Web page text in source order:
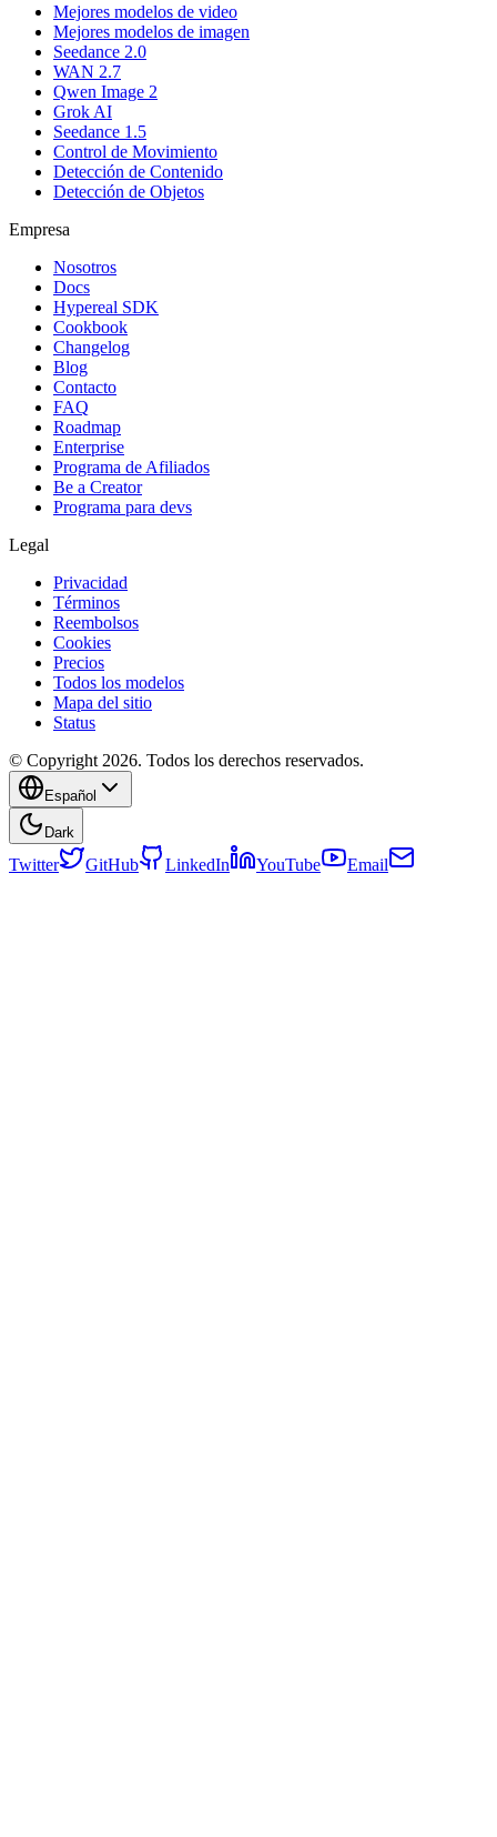
Mejores modelos de video
Mejores modelos de imagen
Seedance 2.0
WAN 2.7
Qwen Image 2
Grok AI
Seedance 1.5
Control de Movimiento
Detección de Contenido
Detección de Objetos
Empresa
Nosotros
Docs
Hypereal SDK
Cookbook
Changelog
Blog
Contacto
FAQ
Roadmap
Enterprise
Programa de Afiliados
Be a Creator
Programa para devs
Legal
Privacidad
Términos
Reembolsos
Cookies
Precios
Todos los modelos
Mapa del sitio
Status
© Copyright 2026. Todos los derechos reservados.
Español
Dark
Twitter GitHub LinkedIn YouTube Email